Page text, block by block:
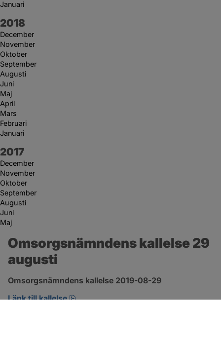
Januari
År:
2018
December
November
Oktober
September
Augusti
Juni
Maj
April
Mars
Februari
Januari
År:
2017
December
November
Oktober
September
Augusti
Juni
Maj
Omsorgsnämndens kallelse 29
augusti
Omsorgsnämndens kallelse 2019-08-29
Länk till kallelse
pdf, öppnas i nytt fönster.